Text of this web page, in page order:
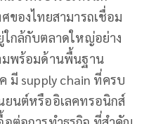
ของไทยสามารถเชื่อม
ใกล้กับตลาดใหญ่อย่าง
มพร้อมด้านพื้นฐาน
มี supply chain ที่ครบ
ยนต์หรืออิเลคทรอนิกส์